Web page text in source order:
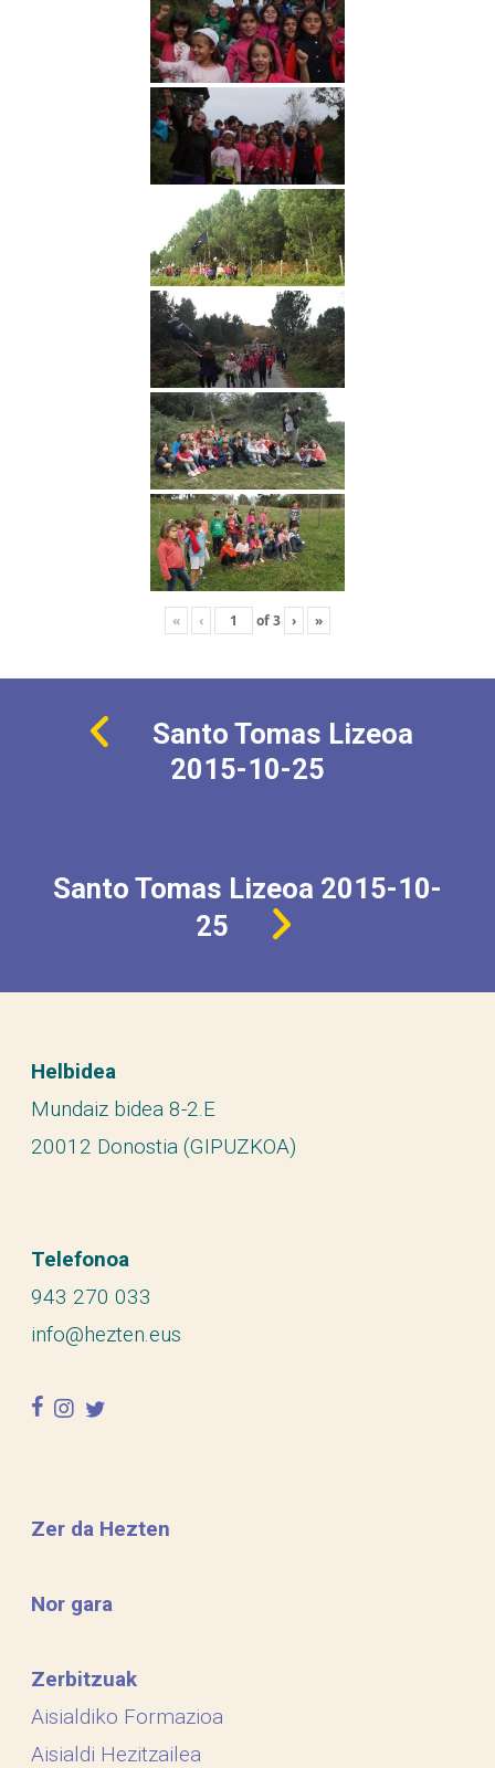
« ‹ of3 › »
Santo Tomas Lizeoa
2015-10-25
Santo Tomas Lizeoa 2015-10-
25
Helbidea
Mundaiz bidea 8-2.E
20012 Donostia (GIPUZKOA)
Telefonoa
943 270 033
info@hezten.eus
facebook
instagram
twitter
Zer da Hezten
Nor gara
Zerbitzuak
Aisialdiko Formazioa
Aisialdi Hezitzailea